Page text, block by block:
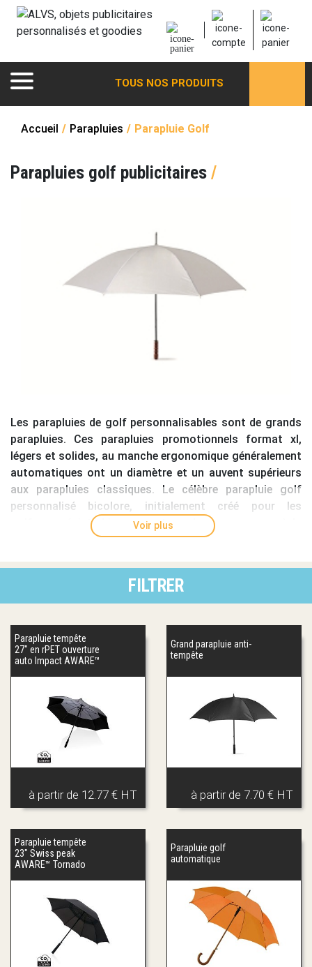
TOUS NOS PRODUITS
Accueil / Parapluies / Parapluie Golf
Parapluies golf publicitaires /
Les parapluies de golf personnalisables sont de grands
parapluies. Ces parapluies promotionnels format xl ,
légers et solides, au manche ergonomique généralement
automatiques ont un diamètre et un auvent supérieurs
aux parapluies classiques. Le célèbre parapluie golf
personnalisé
bicolore, initialement créé pour les
golfeurs, résiste bien au vent sur le green comme à la
ville. Pour bien abriter vos clients et bénéficier d'une
Voir plus
FILTRER
Parapluie tempête
27" en rPET ouverture
auto Impact AWARE™
à partir de 12.77 € HT
Grand parapluie anti-
tempête
à partir de 7.70 € HT
Parapluie tempête
23" Swiss peak
AWARE™ Tornado
Parapluie golf
automatique